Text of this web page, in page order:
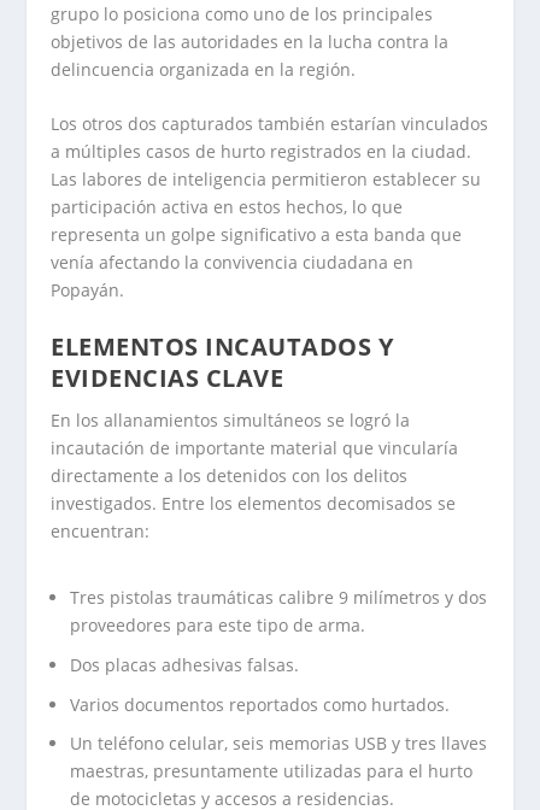
grupo lo posiciona como uno de los principales
objetivos de las autoridades en la lucha contra la
delincuencia organizada en la región.
Los otros dos capturados también estarían vinculados
a múltiples casos de hurto registrados en la ciudad.
Las labores de inteligencia permitieron establecer su
participación activa en estos hechos, lo que
representa un golpe significativo a esta banda que
venía afectando la convivencia ciudadana en
Popayán.
ELEMENTOS INCAUTADOS Y
EVIDENCIAS CLAVE
En los allanamientos simultáneos se logró la
incautación de importante material que vincularía
directamente a los detenidos con los delitos
investigados. Entre los elementos decomisados se
encuentran:
Tres pistolas traumáticas calibre 9 milímetros y dos
proveedores para este tipo de arma.
Dos placas adhesivas falsas.
Varios documentos reportados como hurtados.
Un teléfono celular, seis memorias USB y tres llaves
maestras, presuntamente utilizadas para el hurto
de motocicletas y accesos a residencias.